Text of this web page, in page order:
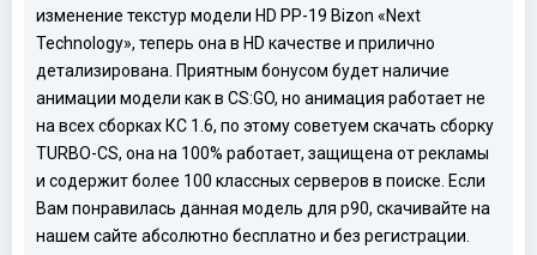
изменение текстур модели HD PP-19 Bizon «Next
Technology», теперь она в HD качестве и прилично
детализирована. Приятным бонусом будет наличие
анимации модели как в CS:GO, но анимация работает не
на всех сборках КС 1.6, по этому советуем скачать сборку
TURBO-CS, она на 100% работает, защищена от рекламы
и содержит более 100 классных серверов в поиске. Если
Вам понравилась данная модель для p90, скачивайте на
нашем сайте абсолютно бесплатно и без регистрации.